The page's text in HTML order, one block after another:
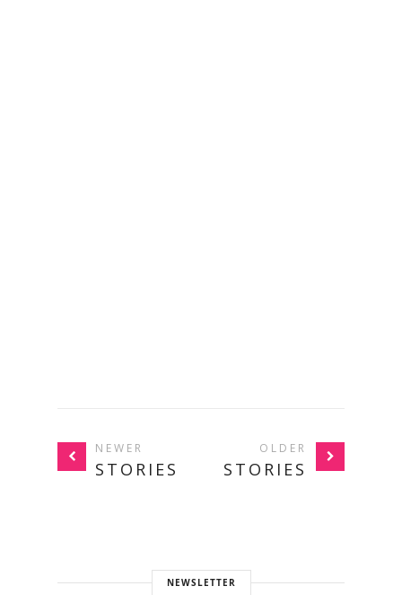
NEWER
STORIES
OLDER
STORIES
NEWSLETTER